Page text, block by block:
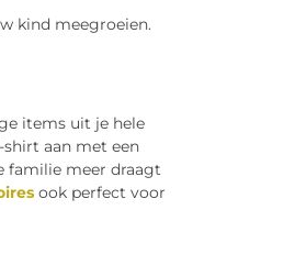
kind meegroeien.
items uit je hele
aan met een
familie meer draagt
ook perfect voor